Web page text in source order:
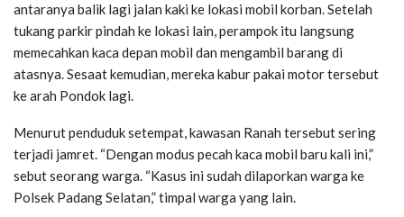
antaranya balik lagi jalan kaki ke lokasi mobil korban. Setelah
tukang parkir pindah ke lokasi lain, perampok itu langsung
memecahkan kaca depan mobil dan mengambil barang di
atasnya. Sesaat kemudian, mereka kabur pakai motor tersebut
ke arah Pondok lagi.
Menurut penduduk setempat, kawasan Ranah tersebut sering
terjadi jamret. “Dengan modus pecah kaca mobil baru kali ini,”
sebut seorang warga. “Kasus ini sudah dilaporkan warga ke
Polsek Padang Selatan,” timpal warga yang lain.